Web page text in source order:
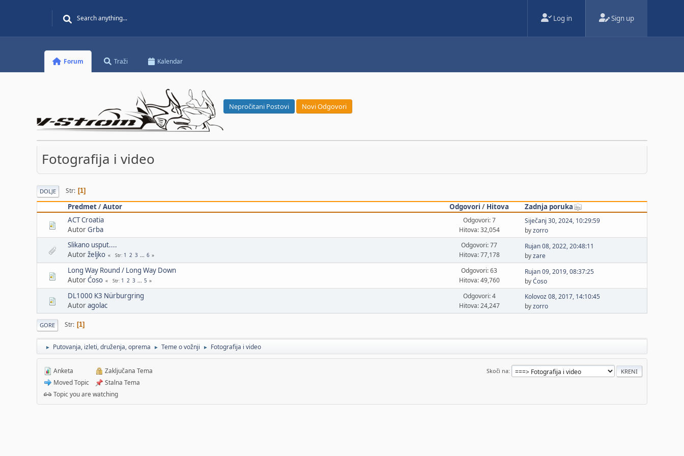
Log in Sign up
Forum Traži Kalendar
Nepročitani Postovi Novi Odgovori
Fotografija i video
DOLJE Str 1
Predmet/Autor Odgovori / Hitova
Zadnja poruka
ACT Croatia
AutorGrba
Odgovori: 7
Hitova: 32,054
Siječanj 30, 2024, 10:29:59
byzorro
Slikano usput....
Autorželjko Str 1 2 3 ... 6
Odgovori: 77
Hitova: 77,178
Rujan 08, 2022, 20:48:11
byzare
Long Way Round / Long Way Down
AutorĆoso Str 1 2 3 ... 5
Odgovori: 63
Hitova: 49,760
Rujan 09, 2019, 08:37:25
byĆoso
DL1000 K3 Nürburgring
Autoragolac
Odgovori: 4
Hitova: 24,247
Kolovoz 08, 2017, 14:10:45
byzorro
GORE Str 1
► Putovanja, izleti, druženja, oprema ► Teme o vožnji ► Fotografija i video
Skoči na
Anketa
Moved Topic
Zaključana Tema
Stalna Tema
Topic you are watching